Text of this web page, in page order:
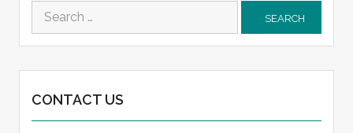
Search
for:
CONTACT US